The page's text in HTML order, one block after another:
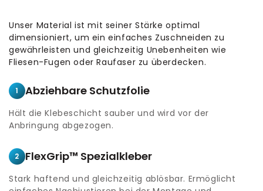
Unser Material ist mit seiner Stärke optimal
dimensioniert, um ein einfaches Zuschneiden zu
gewährleisten und gleichzeitig Unebenheiten wie
Fliesen-Fugen oder Raufaser zu überdecken.
1 Abziehbare Schutzfolie
Hält die Klebeschicht sauber und wird vor der
Anbringung abgezogen.
2 FlexGrip™ Spezialkleber
Stark haftend und gleichzeitig ablösbar. Ermöglicht